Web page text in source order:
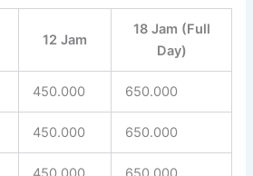
12 Jam
18 Jam (Full
Day)
450.000 650.000
450.000 650.000